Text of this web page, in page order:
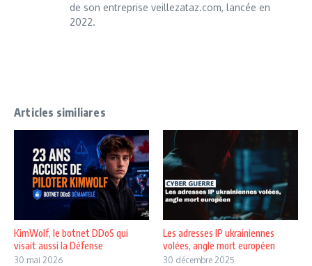
de son entreprise veillezataz.com, lancée en
2022.
Articles similiares
KimWolf, le botnet DDoS qui
visait aussi la Défense
30 mai 2026
Les adresses IP ukrainiennes
volées, angle mort européen
30 décembre 2025